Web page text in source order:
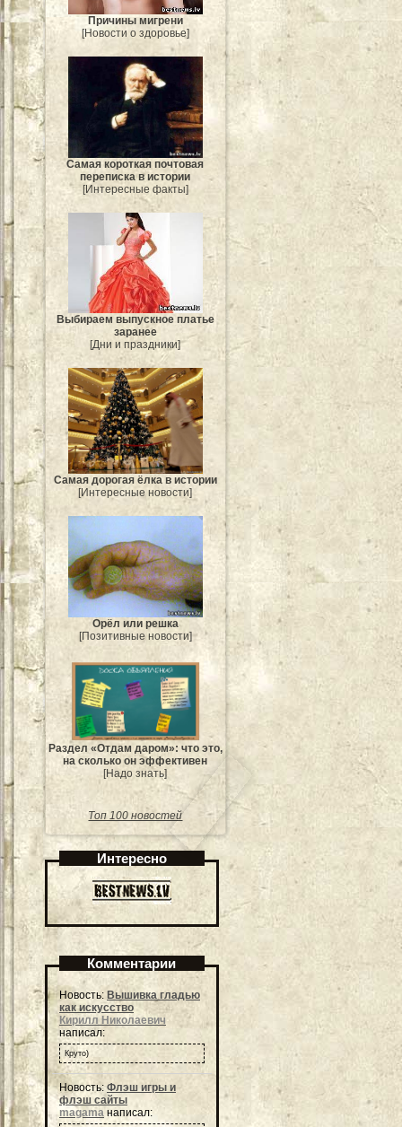
Причины мигрени
[Новости о здоровье]
Самая короткая почтовая
переписка в истории
[Интересные факты]
Выбираем выпускное платье
заранее
[Дни и праздники]
Самая дорогая ёлка в истории
[Интересные новости]
Орёл или решка
[Позитивные новости]
Раздел «Отдам даром»: что это,
на сколько он эффективен
[Надо знать]
Топ 100 новостей
Интересно
Комментарии
Новость: Вышивка гладью
как искусство
Кирилл Николаевич
написал:
Круто)
Новость:Флэш игры и
флэш сайты
magama написал: